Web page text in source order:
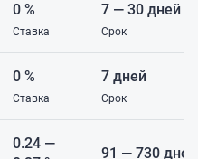
0 %
Ставка
7 — 30 дней
Срок
0 %
Ставка
7 дней
Срок
0.24 —
91 — 730 дней